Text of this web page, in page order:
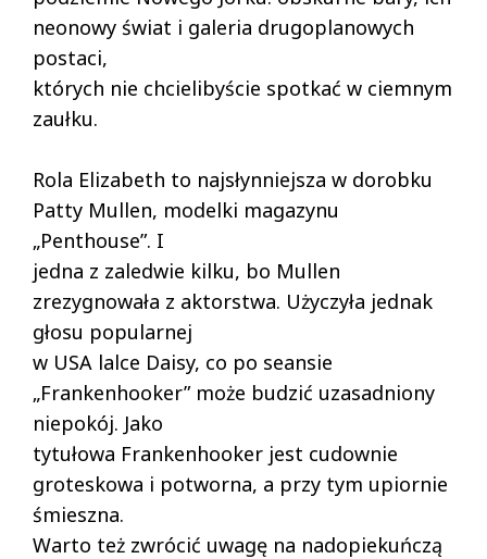
neonowy świat i galeria drugoplanowych
postaci,
których nie chcielibyście spotkać w ciemnym
zaułku.
Rola Elizabeth to najsłynniejsza w dorobku
Patty Mullen, modelki magazynu
„Penthouse”. I
jedna z zaledwie kilku, bo Mullen
zrezygnowała z aktorstwa. Użyczyła jednak
głosu popularnej
w USA lalce Daisy, co po seansie
„Frankenhooker” może budzić uzasadniony
niepokój. Jako
tytułowa Frankenhooker jest cudownie
groteskowa i potworna, a przy tym upiornie
śmieszna.
Warto też zwrócić uwagę na nadopiekuńczą